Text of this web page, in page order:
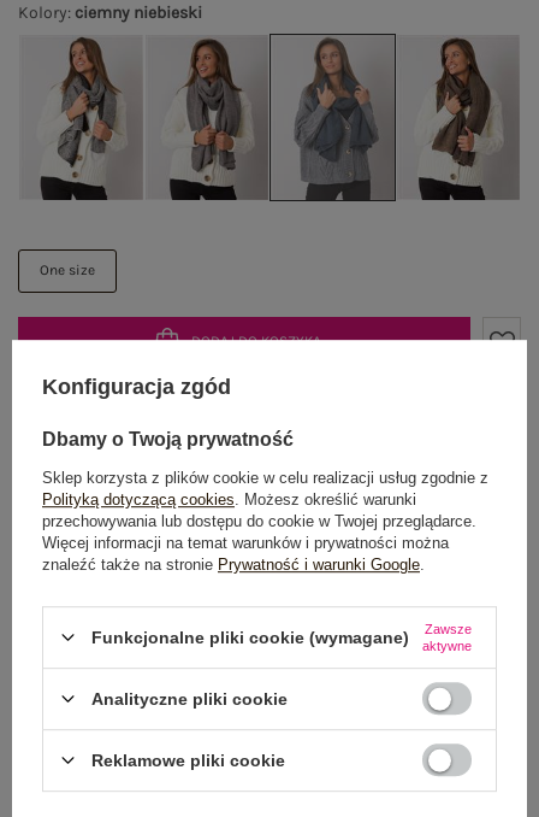
Kolory: ciemny niebieski
One size
DODAJ DO KOSZYKA
Możesz kupić także poprzez:
Dostawaod 7,99 zł
Do darmowej dostawy brakuje 200,00 zł
Wysyłkajutro
OPIS PRODUKTU
Konfiguracja zgód
Dbamy o Twoją prywatność
Sklep korzysta z plików cookie w celu realizacji usług zgodnie z
Polityką dotyczącą cookies . Możesz określić warunki
przechowywania lub dostępu do cookie w Twojej przeglądarce.
Więcej informacji na temat warunków i prywatności można
znaleźć także na stronie Prywatność i warunki Google
Funkcjonalne pliki cookie (wymagane)
Zawsze
aktywne
Analityczne pliki cookie
Reklamowe pliki cookie